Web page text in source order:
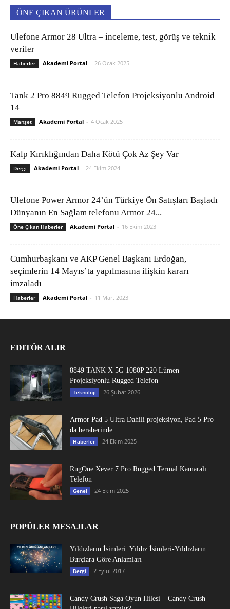
ÖNE ÇIKAN ÜRÜNLER
Ulefone Armor 28 Ultra – inceleme, test, görüş ve teknik
veriler
Haberler Akademi Portal - 26 Ocak 2025
Tank 2 Pro 8849 Rugged Telefon Projeksiyonlu Android
14
Manşet Akademi Portal - 4 Ocak 2025
Kalp Kırıklığından Daha Kötü Çok Az Şey Var
Dergi Akademi Portal - 24 Ekim 2024
Ulefone Power Armor 24’ün Türkiye Ön Satışları Başladı
Dünyanın En Sağlam telefonu Armor 24...
Öne Çıkan Haberler Akademi Portal - 16 Ekim 2023
Cumhurbaşkanı ve AKP Genel Başkanı Erdoğan,
seçimlerin 14 Mayıs’ta yapılmasına ilişkin kararı
imzaladı
Haberler Akademi Portal - 11 Mart 2023
EDITÖR ALIR
8849 TANK X 5G 1080P 220 Lümen
Projeksiyonlu Rugged Telefon
Teknoloji 26 Şubat 2026
Armor Pad 5 Ultra Dahili projeksiyon, Pad 5 Pro
da beraberinde...
Haberler 24 Ekim 2025
RugOne Xever 7 Pro Rugged Termal Kamaralı
Telefon
Genel 24 Ekim 2025
POPÜLER MESAJLAR
Yıldızların İsimleri: Yıldız İsimleri-Yıldızların
Burçlara Göre Anlamları
Dergi 2 Eylül 2017
Candy Crush Saga Oyun Hilesi – Candy Crush